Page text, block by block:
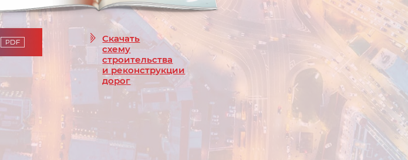
Скачать
схему
строительства
и реконструкции
дорог